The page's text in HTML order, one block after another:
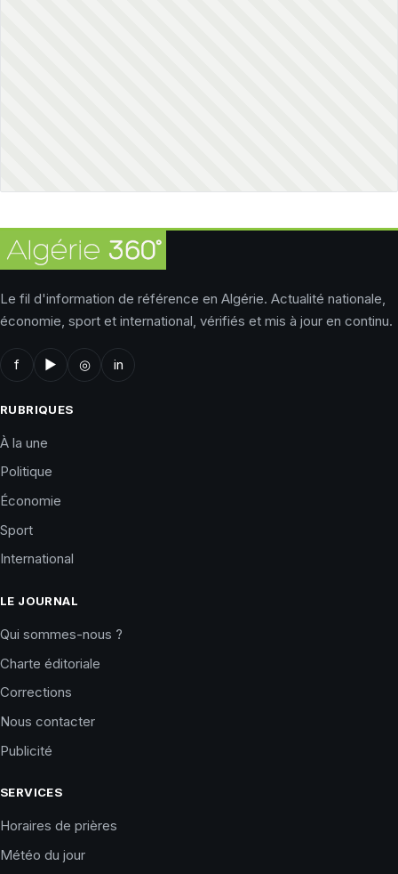
Le fil d'information de référence en Algérie. Actualité nationale,
économie, sport et international, vérifiés et mis à jour en continu.
f ▶ ◎ in
RUBRIQUES
À la une
Politique
Économie
Sport
International
LE JOURNAL
Qui sommes-nous ?
Charte éditoriale
Corrections
Nous contacter
Publicité
SERVICES
Horaires de prières
Météo du jour